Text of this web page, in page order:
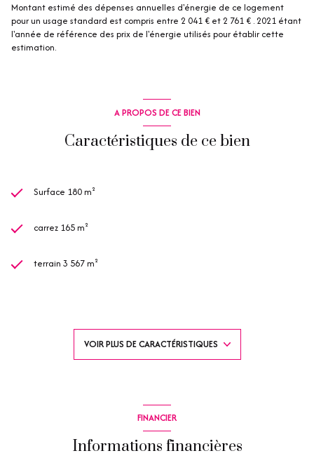
Montant estimé des dépenses annuelles d'énergie de ce logement
pour un usage standard est compris entre 2 041 € et 2 761 € . 2021 étant
l'année de référence des prix de l'énergie utilisés pour établir cette
estimation.
A PROPOS DE CE BIEN
Caractéristiques de ce bien
Surface 180 m²
carrez 165 m²
terrain 3 567 m²
cuisine séparée (équipée)
VOIR PLUS DE CARACTÉRISTIQUES
FINANCIER
Informations financières